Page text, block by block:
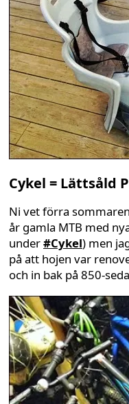
Cykel = Lättsåld
Ni vet förra
år gamla MTB med
under#Cykel) men
på att hojen var
och in bak på 850-